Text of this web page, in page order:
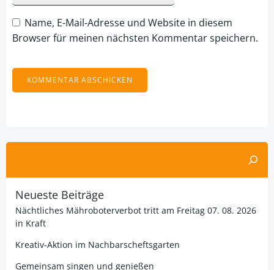
Name, E-Mail-Adresse und Website in diesem
Browser für meinen nächsten Kommentar speichern.
Neueste Beiträge
Nächtliches Mähroboterverbot tritt am Freitag 07. 08. 2026
in Kraft
Kreativ-Aktion im Nachbarscheftsgarten
Gemeinsam singen und genießen